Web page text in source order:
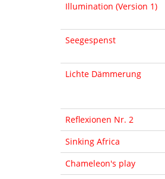
Illumination (Version 1)
Seegespenst
Lichte Dämmerung
Reflexionen Nr. 2
Sinking Africa
Chameleon's play